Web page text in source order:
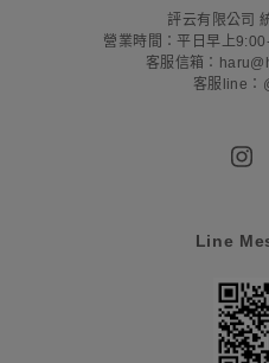
評云有限公司
營業時間：平日早上
客服信箱：
客服line：
Line